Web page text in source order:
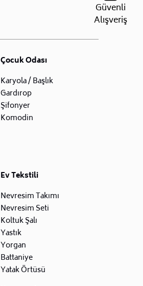
Güvenli
Alışveriş
Çocuk Odası
Karyola / Başlık
Gardırop
Şifonyer
Komodin
Ev Tekstili
Nevresim Takımı
Nevresim Seti
Koltuk Şalı
Yastık
Yorgan
Battaniye
Yatak Örtüsü